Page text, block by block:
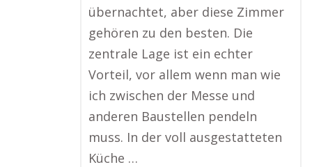
übernachtet, aber diese Zimmer
gehören zu den besten. Die
zentrale Lage ist ein echter
Vorteil, vor allem wenn man wie
ich zwischen der Messe und
anderen Baustellen pendeln
muss. In der voll ausgestatteten
Küche …